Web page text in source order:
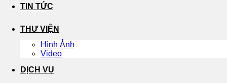
TIN TỨC
THƯ VIỆN
Hình Ảnh
Video
DỊCH VỤ